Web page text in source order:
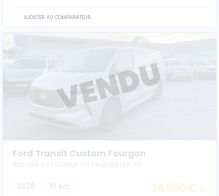
AJOUTER AU COMPARATEUR
Ford Transit Custom Fourgon
320 L2H1 2.0 ECOBLUE 170 CH BVA8 LIMITED
2026 10 km 36 990 € HT